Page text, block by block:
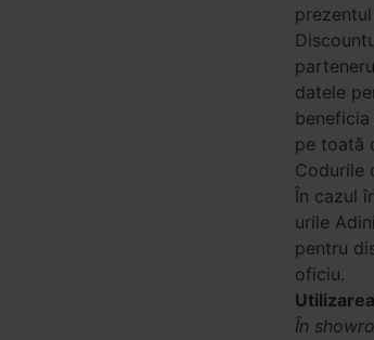
datele
pe toată
Codurile
În cazul
urile
pentru
oficiu.
În